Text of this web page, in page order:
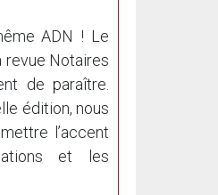
ADN ! Le
revue Notaires
de paraître.
édition, nous
l’accent
et les